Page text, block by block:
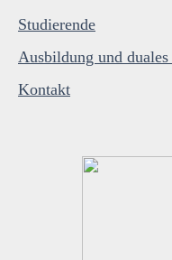
Studierende
Ausbildung und
Kontakt